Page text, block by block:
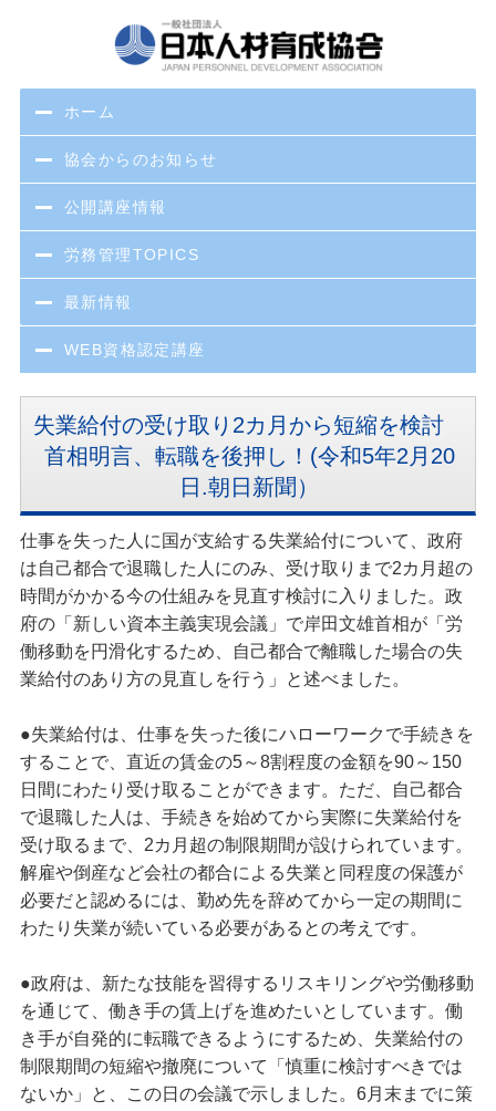
ホーム
協会からのお知らせ
公開講座情報
労務管理TOPICS
最新情報
WEB資格認定講座
失業給付の受け取り2カ月から短縮を検討
首相明言、転職を後押し！(令和5年2月20
日.朝日新聞）
仕事を失った人に国が支給する失業給付について、政府
は自己都合で退職した人にのみ、受け取りまで2カ月超の
時間がかかる今の仕組みを見直す検討に入りました。政
府の「新しい資本主義実現会議」で岸田文雄首相が「労
働移動を円滑化するため、自己都合で離職した場合の失
業給付のあり方の見直しを行う」と述べました。
●失業給付は、仕事を失った後にハローワークで手続きを
することで、直近の賃金の5～8割程度の金額を90～150
日間にわたり受け取ることができます。ただ、自己都合
で退職した人は、手続きを始めてから実際に失業給付を
受け取るまで、2カ月超の制限期間が設けられています。
解雇や倒産など会社の都合による失業と同程度の保護が
必要だと認めるには、勤め先を辞めてから一定の期間に
わたり失業が続いている必要があるとの考えです。
●政府は、新たな技能を習得するリスキリングや労働移動
を通じて、働き手の賃上げを進めたいとしています。働
き手が自発的に転職できるようにするため、失業給付の
制限期間の短縮や撤廃について「慎重に検討すべきでは
ないか」と、この日の会議で示しました。6月末までに策